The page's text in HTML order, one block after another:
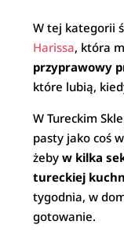
W tej kategorii
Harissa, która
przyprawowy
które lubią,
W Tureckim
pasty jako coś
żebyw kilka
tureckiej
tygodnia, w
gotowanie.